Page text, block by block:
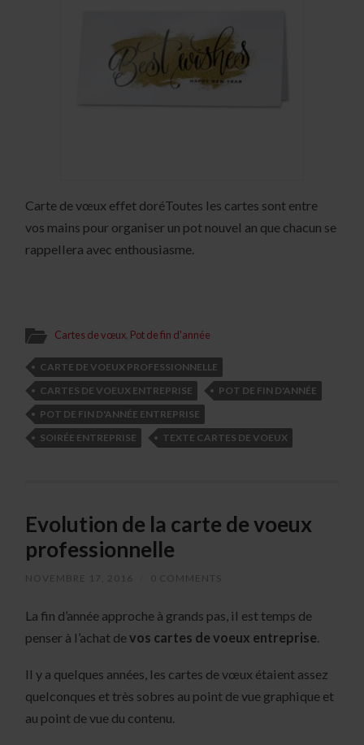
Carte de vœux effet doréToutes les cartes sont entre
vos mains pour organiser un pot nouvel an que chacun se
rappellera avec enthousiasme.
Cartes de vœux Pot de fin d'année
CARTE DE VOEUX PROFESSIONNELLE
CARTES DE VOEUX ENTREPRISE
POT DE FIN D'ANNÉE
POT DE FIN D'ANNÉE ENTREPRISE
SOIRÉE ENTREPRISE
TEXTE CARTES DE VOEUX
Evolution de la carte de voeux
professionnelle
NOVEMBRE 17, 2016 0 COMMENTS
La fin d’année approche à grands pas, il est temps de
penser à l’achat devos cartes de voeux entreprise.
Il y a quelques années, les cartes de vœux étaient assez
quelconques et très sobres au point de vue graphique et
au point de vue du contenu.